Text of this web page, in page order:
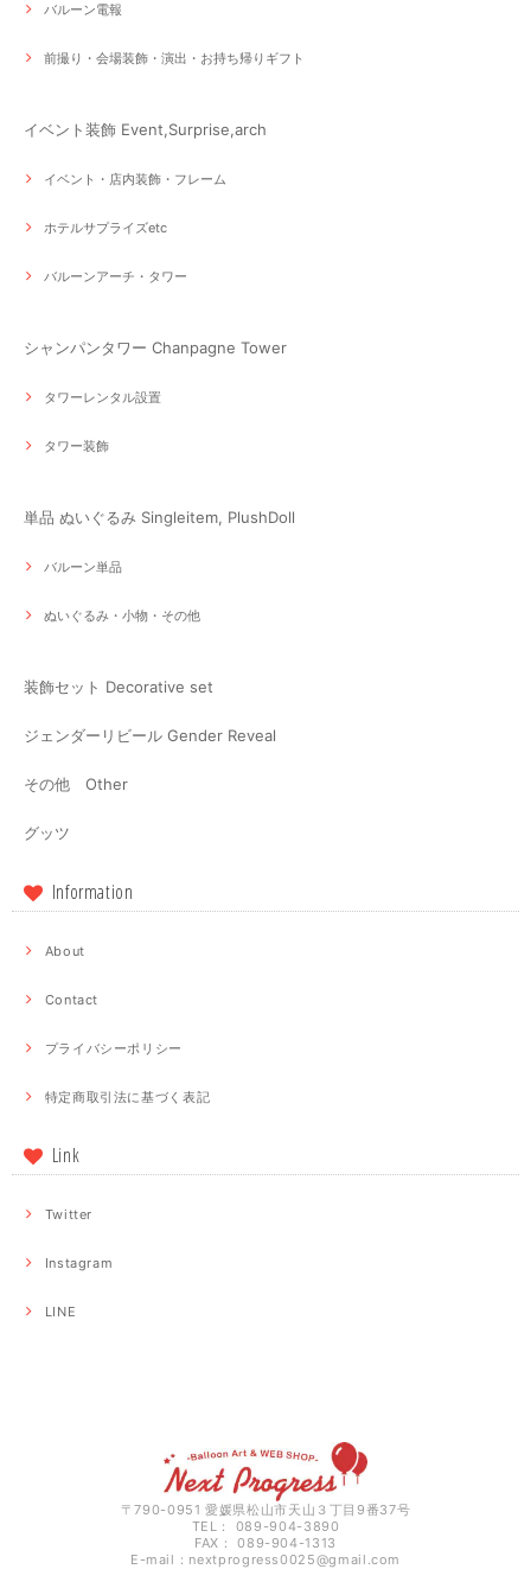
バルーン電報
前撮り・会場装飾・演出・お持ち帰りギフト
イベント装飾 Event,Surprise,arch
イベント・店内装飾・フレーム
ホテルサプライズetc
バルーンアーチ・タワー
シャンパンタワー Chanpagne Tower
タワーレンタル設置
タワー装飾
単品 ぬいぐるみ Singleitem, PlushDoll
バルーン単品
ぬいぐるみ・小物・その他
装飾セット Decorative set
ジェンダーリビール Gender Reveal
その他 Other
グッツ
Information
About
Contact
プライバシーポリシー
特定商取引法に基づく表記
Link
Twitter
Instagram
LINE
〒790-0951 愛媛県松山市天山３丁目9番37号
TEL： 089-904-3890
FAX： 089-904-1313
E-mail： nextprogress0025@gmail.com